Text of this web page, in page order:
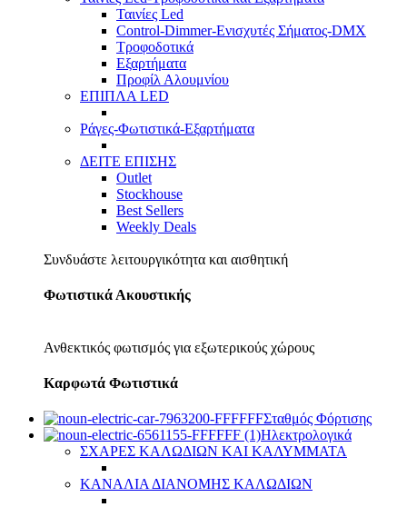
Ταινίες Led
Control-Dimmer-Ενισχυτές Σήματος-DMX
Τροφοδοτικά
Εξαρτήματα
Προφίλ Αλουμνίου
ΕΠΙΠΛΑ LED
Ράγες-Φωτιστικά-Εξαρτήματα
ΔΕΙΤΕ ΕΠΙΣΗΣ
Outlet
Stockhouse
Best Sellers
Weekly Deals
Συνδυάστε λειτουργικότητα και αισθητική
Φωτιστικά Ακουστικής
Ανθεκτικός φωτισμός για εξωτερικούς χώρους
Καρφωτά Φωτιστικά
Σταθμός Φόρτισης
Ηλεκτρολογικά
ΣΧΑΡΕΣ ΚΑΛΩΔΙΩΝ ΚΑΙ ΚΑΛΥΜΜΑΤΑ
ΚΑΝΑΛΙΑ ΔΙΑΝΟΜΗΣ ΚΑΛΩΔΙΩΝ